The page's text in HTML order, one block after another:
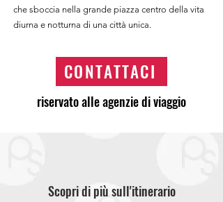
che sboccia nella grande piazza centro della vita
diurna e notturna di una città unica.
CONTATTACI
riservato alle agenzie di viaggio
Scopri di più sull'itinerario